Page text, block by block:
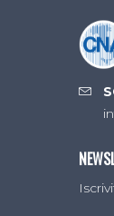
gli